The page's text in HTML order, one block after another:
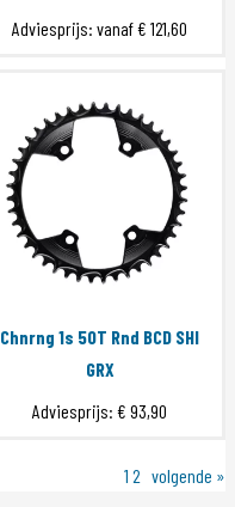
Adviesprijs: vanaf€ 121,60
Chnrng 1s 50T Rnd BCD SHI
GRX
Adviesprijs: € 93,90
1 2 volgende »